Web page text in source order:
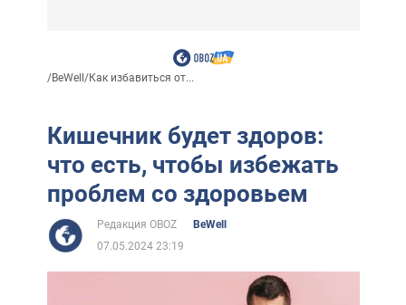
/BeWell/Как избавиться от...
Кишечник будет здоров:
что есть, чтобы избежать
проблем со здоровьем
Редакция OBOZ
BeWell
07.05.2024 23:19